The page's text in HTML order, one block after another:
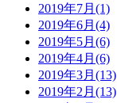
2019年7月(1)
2019年6月(4)
2019年5月(6)
2019年4月(6)
2019年3月(13)
2019年2月(13)